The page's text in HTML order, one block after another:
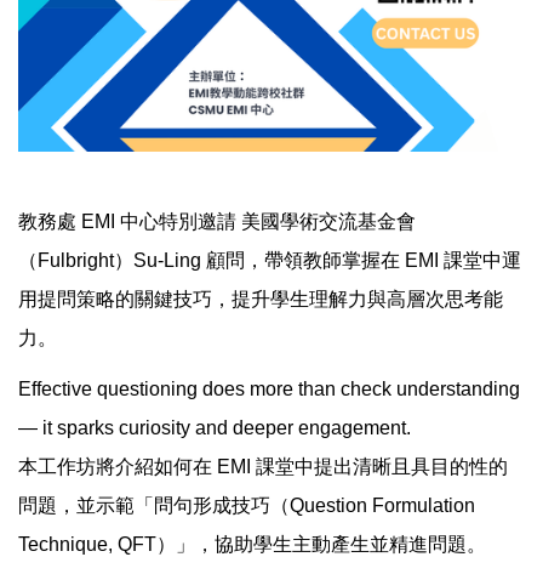
教務處 EMI 中心特別邀請 美國學術交流基金會
（Fulbright）Su-Ling 顧問，帶領教師掌握在 EMI 課堂中運
用提問策略的關鍵技巧，提升學生理解力與高層次思考能
力。
Effective questioning does more than check understanding
— it sparks curiosity and deeper engagement.
本工作坊將介紹如何在 EMI 課堂中提出清晰且具目的性的
問題，並示範「問句形成技巧（Question Formulation
Technique, QFT）」，協助學生主動產生並精進問題。